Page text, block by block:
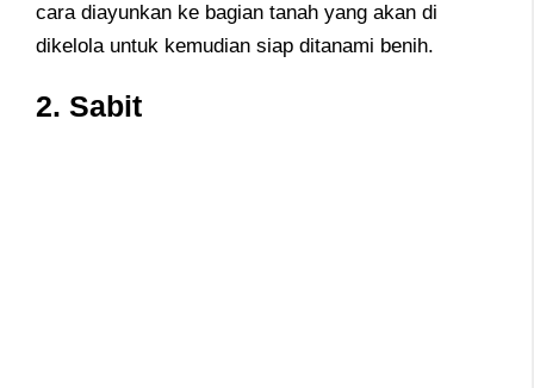
cara diayunkan ke bagian tanah yang akan di
dikelola untuk kemudian siap ditanami benih.
2. Sabit